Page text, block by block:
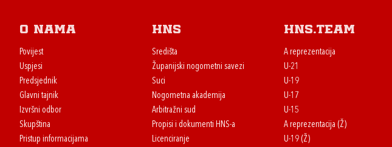
O nama
Povijest
Uspjesi
Predsjednik
Glavni tajnik
Izvršni odbor
Skupština
Pristup informacijama
HNS
Središta
Županijski nogometni savezi
Suci
Nogometna akademija
Arbitražni sud
Propisi i dokumenti HNS-a
Licenciranje
HNS.team
A reprezentacija
U-21
U-19
U-17
U-15
A reprezentacija (Ž)
U-19 (Ž)